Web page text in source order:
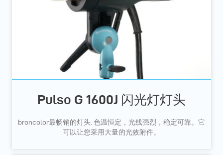
Pulso G 1600J 闪光灯灯头
broncolor最畅销的灯头. 色温恒定，光线强烈，稳定可靠。它
可以让您采用大量的光效附件。